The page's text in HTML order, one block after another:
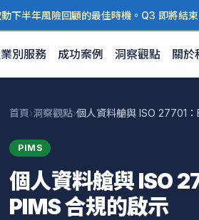
下半年風險回顧的最佳時機。Q3 即將結
別服務 成功案例 洞察觀點 關於
首頁›洞察觀點›
PIMS
個人資料艙與 ISO
PIMS 合規的啟示